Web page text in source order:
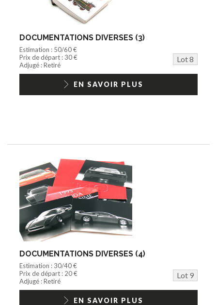
DOCUMENTATIONS DIVERSES (3)
Estimation : 50/60 €
Prix de départ : 30 €
Lot 8
Adjugé : Retiré
EN SAVOIR PLUS
DOCUMENTATIONS DIVERSES (4)
Estimation : 30/40 €
Prix de départ : 20 €
Lot 9
Adjugé : Retiré
EN SAVOIR PLUS